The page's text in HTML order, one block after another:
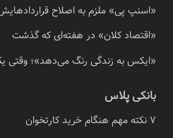
«اسنپ پی» ملزم به اصلاح
«اقتصاد کلان» در هفته‌ای که گذشت
«ایکس به زندگی رنگ می‌دهد»؛ وقتی یک
بانکی پلاس
7 نکته مهم هنگام خرید کارتخوان